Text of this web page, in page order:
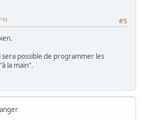
#5
sera possible de programmer les
la main".